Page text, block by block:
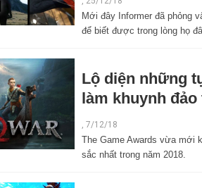
Mới đây Informer đã phỏng
để biết được trong lòng họ
Lộ diện những
làm khuynh
, 7/12/18
The Game Awards vừa mới
sắc nhất trong năm 2018.